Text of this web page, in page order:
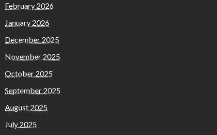
February 2026
January 2026
December 2025
November 2025
October 2025
September 2025
August 2025
July 2025